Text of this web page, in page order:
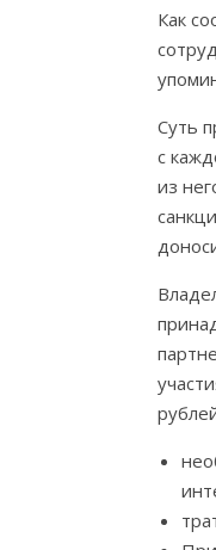
Как
Суть
с
из